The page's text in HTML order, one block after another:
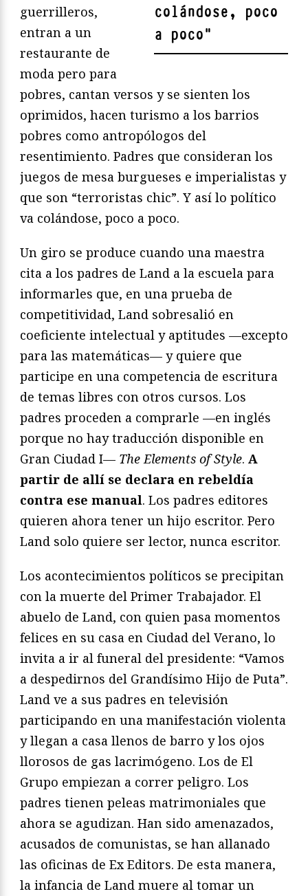
colándose, poco
a poco"
guerrilleros,
entran a un
restaurante de
moda pero para
pobres, cantan versos y se sienten los
oprimidos, hacen turismo a los barrios
pobres como antropólogos del
resentimiento. Padres que consideran los
juegos de mesa burgueses e imperialistas y
que son “terroristas chic”. Y así lo político
va colándose, poco a poco.
Un giro se produce cuando una maestra
cita a los padres de Land a la escuela para
informarles que, en una prueba de
competitividad, Land sobresalió en
coeficiente intelectual y aptitudes —excepto
para las matemáticas— y quiere que
participe en una competencia de escritura
de temas libres con otros cursos. Los
padres proceden a comprarle —en inglés
porque no hay traducción disponible en
Gran Ciudad I— The Elements of Style. A
partir de allí se declara en rebeldía
contra ese manual. Los padres editores
quieren ahora tener un hijo escritor. Pero
Land solo quiere ser lector, nunca escritor.
Los acontecimientos políticos se precipitan
con la muerte del Primer Trabajador. El
abuelo de Land, con quien pasa momentos
felices en su casa en Ciudad del Verano, lo
invita a ir al funeral del presidente: “Vamos
a despedirnos del Grandísimo Hijo de Puta”.
Land ve a sus padres en televisión
participando en una manifestación violenta
y llegan a casa llenos de barro y los ojos
llorosos de gas lacrimógeno. Los de El
Grupo empiezan a correr peligro. Los
padres tienen peleas matrimoniales que
ahora se agudizan. Han sido amenazados,
acusados de comunistas, se han allanado
las oficinas de Ex Editors. De esta manera,
la infancia de Land muere al tomar un